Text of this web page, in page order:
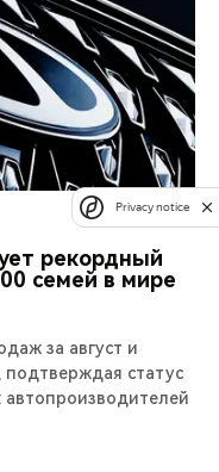
рекордный
семей в мире
за август и
подтверждая статус
Privacy notice